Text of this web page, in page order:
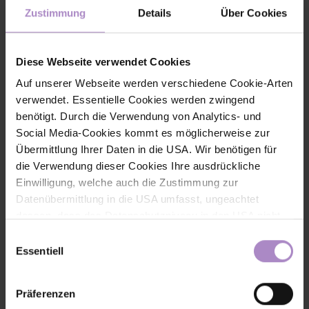
Zustimmung Details Über Cookies
Diese Webseite verwendet Cookies
Auf unserer Webseite werden verschiedene Cookie-Arten
verwendet. Essentielle Cookies werden zwingend
benötigt. Durch die Verwendung von Analytics- und
Social Media-Cookies kommt es möglicherweise zur
Übermittlung Ihrer Daten in die USA. Wir benötigen für
die Verwendung dieser Cookies Ihre ausdrückliche
Einwilligung, welche auch die Zustimmung zur
Datenübermittlung in die USA umfasst, ungeachtet
für die Rechte und Freiheiten der betroffenen Personen
nach sich ziehen kann. Die Einwilligung erteilen Sie
dadurch, dass Sie die ausgewählten Cookies durch
Aktivierung des Buttons akzeptieren. Sie können Ihre
Essentiell
Präferenzen
< zurück zur Übersicht
#fhv aktuell #gestaltung #technik